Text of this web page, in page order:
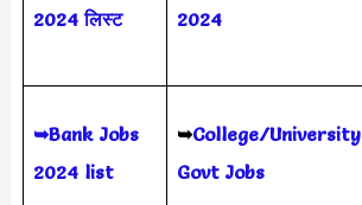
2024 लिस्ट
2024
➥Bank Jobs
2024 list
➥College/University
Govt Jobs